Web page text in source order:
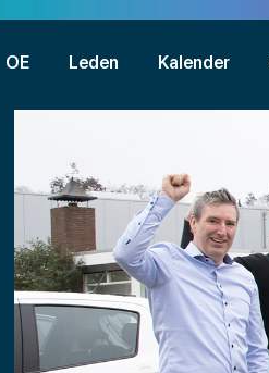
OE Leden Kalender